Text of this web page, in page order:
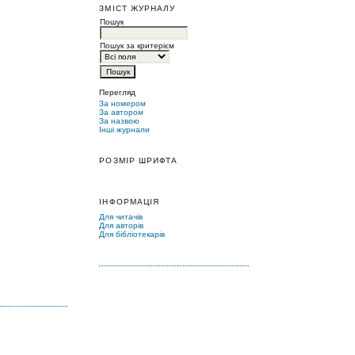
ЗМІСТ ЖУРНАЛУ
Пошук
Пошук за критерієм
Перегляд
За номером
За автором
За назвою
Інші журнали
РОЗМІР ШРИФТА
ІНФОРМАЦІЯ
Для читачів
Для авторів
Для бібліотекарів